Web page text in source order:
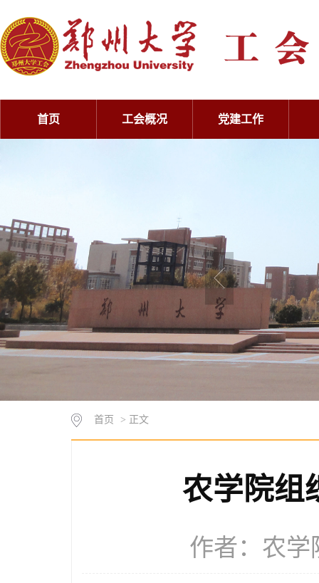
首页 工会概况 党建工作
首页 > 正文
农学院组
作者：农学